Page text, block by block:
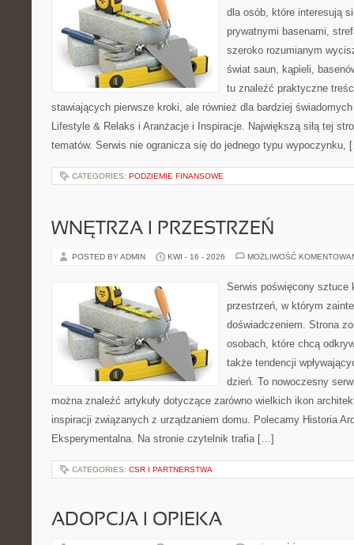
dla osób, które interesują
prywatnymi basenami,
szeroko rozumianym
świat saun, kąpieli,
tu znaleźć praktyczne
stawiających pierwsze kroki, ale również dla bardziej
Lifestyle & Relaks i Aranżacje i Inspiracje. Największą siłą tej
tematów. Serwis nie ogranicza się do jednego typu wypoczynku,
CATEGORIES: PODZIEMIE FINANSOWE
WNĘTRZA I PRZESTRZEŃ
POSTED BY ADMIN KWI - 16 - 2026 MOŻLIWOŚĆ
Serwis poświęcony sztuce
przestrzeń, w którym
doświadczeniem. Strona
osobach, które chcą
także tendencji
dzień. To nowoczesny
można znaleźć artykuły dotyczące zarówno wielkich ikon
inspiracji związanych z urządzaniem domu. Polecamy Historia
Eksperymentalna. Na stronie czytelnik trafia […]
CATEGORIES: CSR I PARTNERSTWA
ADOPCJA I OPIEKA